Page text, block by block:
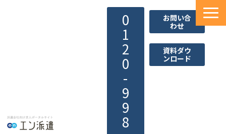
0
1
2
0
-
9
9
8
お問い合
わせ
資料ダウ
ンロード